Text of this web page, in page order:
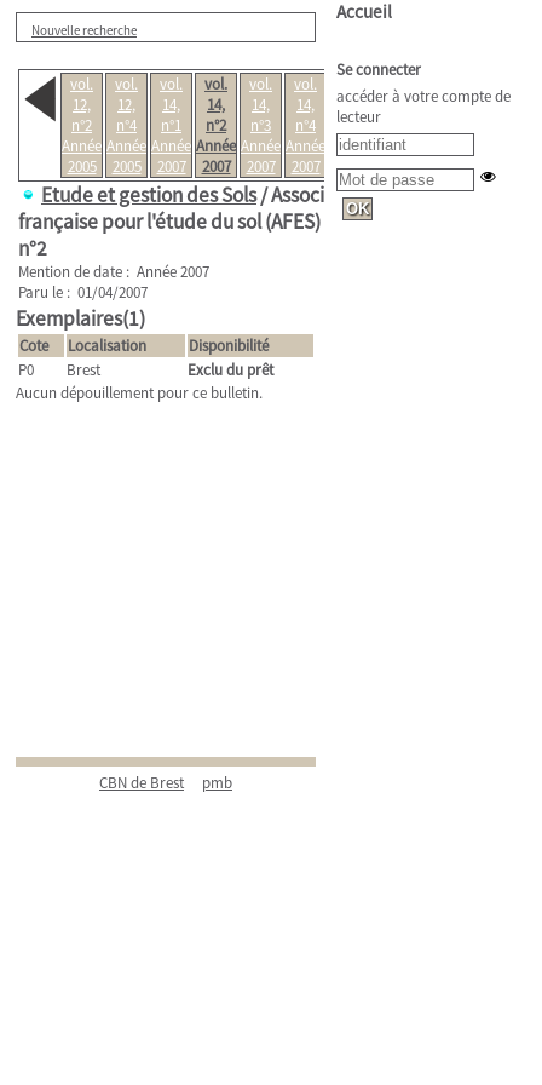
Nouvelle recherche
vol.
12,
n°2
Année
2005
vol.
12,
n°4
Année
2005
vol.
14,
n°1
Année
2007
vol.
14,
n°2
Année
2007
vol.
14,
n°3
Année
2007
vol.
14,
n°4
Année
2007
15,
n°1
Année
2008
Etude et gestion des Sols/ Association
française pour l'étude du sol (AFES) .
vol. 14,
n°2
Mention de date : Année 2007
Paru le : 01/04/2007
Exemplaires(1)
Cote Localisation
Disponibilité
P0
Brest
Exclu du prêt
Aucun dépouillement pour ce bulletin.
CBN de Brest pmb
Accueil
Se connecter
accéder à votre compte de
lecteur